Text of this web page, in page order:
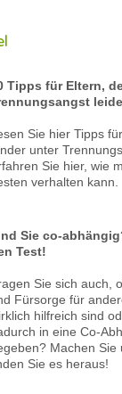
Tipps für Eltern,
Sie hier Tipps
unter
Sie hier, wie
verhalten kann.
Sie co-
Test!
Sie sich auch,
Fürsorge für
hilfreich sind
in eine Co-
Machen Sie
Sie es heraus!